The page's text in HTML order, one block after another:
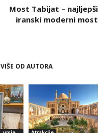
Most Tabijat – najljepši
iranski moderni most
VIŠE OD AUTORA